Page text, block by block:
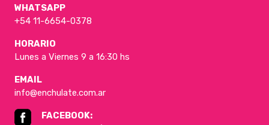
WHATSAPP
+54 11-6654-0378
HORARIO
Lunes a Viernes 9 a 16:30 hs
EMAIL
info@enchulate.com.ar
FACEBOOK: